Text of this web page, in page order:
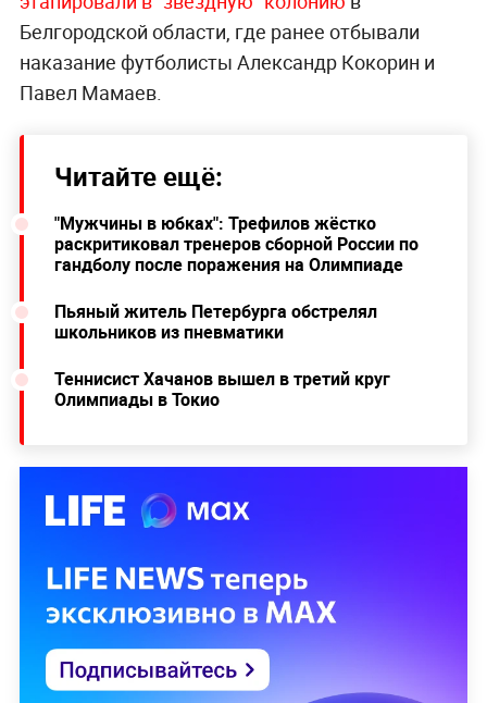
Белгородской области, где ранее отбывали
наказание футболисты Александр Кокорин и
Павел Мамаев.
Читайте ещё:
"Мужчины в юбках": Трефилов жёстко
раскритиковал тренеров сборной России по
гандболу после поражения на Олимпиаде
Пьяный житель Петербурга обстрелял
школьников из пневматики
Теннисист Хачанов вышел в третий круг
Олимпиады в Токио